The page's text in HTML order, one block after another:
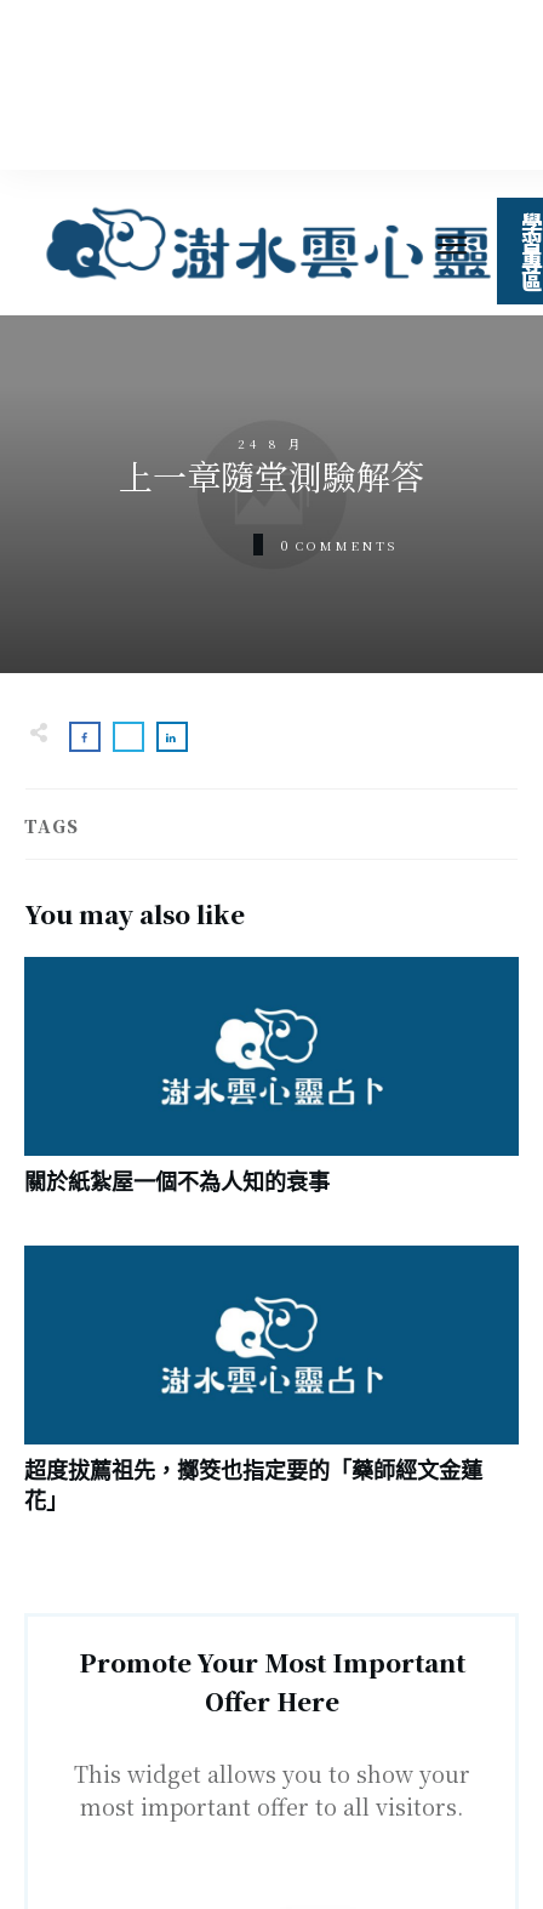
學
習
專
區
24 8 月
上一章隨堂測驗解答
0 COMMENTS
TAGS
You may also like
關於紙紮屋一個不為人知的衰事
超度拔薦祖先，擲筊也指定要的「藥師經文金蓮
花」
Promote Your Most Important
Offer Here
This widget allows you to show your
most important offer to all visitors.